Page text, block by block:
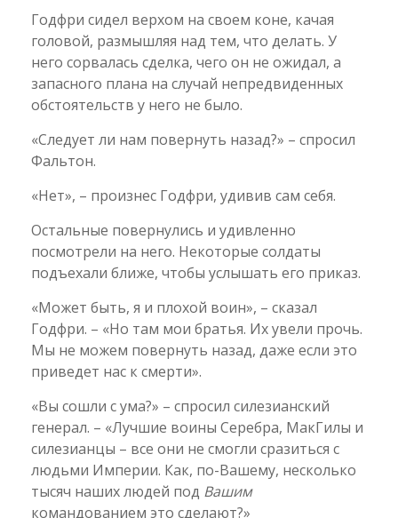
Годфри сидел верхом на своем коне, качая
головой, размышляя над тем, что делать. У
него сорвалась сделка, чего он не ожидал, а
запасного плана на случай непредвиденных
обстоятельств у него не было.
«Следует ли нам повернуть назад?» – спросил
Фальтон.
«Нет», – произнес Годфри, удивив сам себя.
Остальные повернулись и удивленно
посмотрели на него. Некоторые солдаты
подъехали ближе, чтобы услышать его приказ.
«Может быть, я и плохой воин», – сказал
Годфри. – «Но там мои братья. Их увели прочь.
Мы не можем повернуть назад, даже если это
приведет нас к смерти».
«Вы сошли с ума?» – спросил силезианский
генерал. – «Лучшие воины Серебра, МакГилы и
силезианцы – все они не смогли сразиться с
людьми Империи. Как, по-Вашему, несколько
тысяч наших людей под Вашим
командованием это сделают?»